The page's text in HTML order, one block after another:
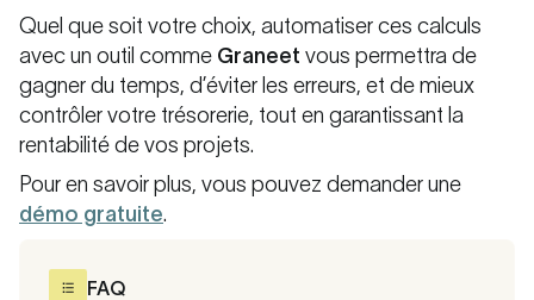
Quel que soit votre choix, automatiser ces calculs
avec un outil comme Graneet vous permettra de
gagner du temps, d’éviter les erreurs, et de mieux
contrôler votre trésorerie, tout en garantissant la
rentabilité de vos projets.
Pour en savoir plus, vous pouvez demander une
démo gratuite.
FAQ